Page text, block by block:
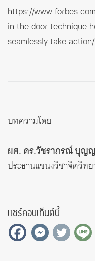
https://
in-the-door-technique-
seamlessly-take-
บทความโดย
ผศ. ดร.วัชราภรณ์ บุญ
ประธานแขนงวิชาจิตวิท
แชร์คอนเท็นต์นี้